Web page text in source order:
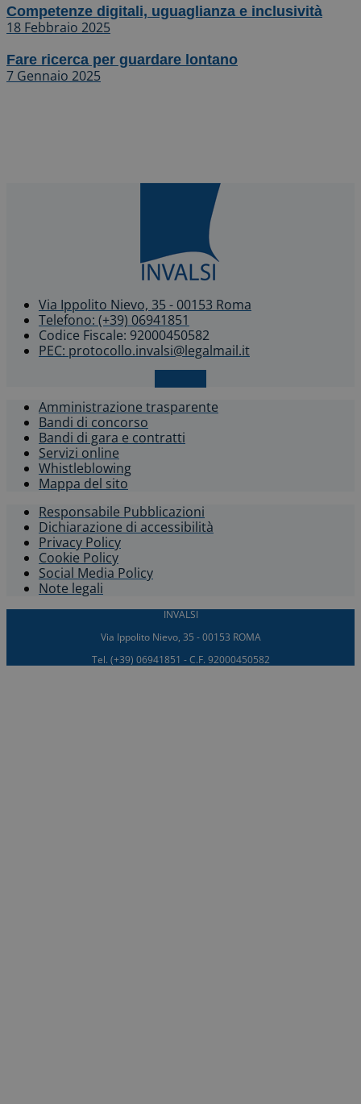
Competenze digitali, uguaglianza e inclusività
18 Febbraio 2025
Fare ricerca per guardare lontano
7 Gennaio 2025
Via Ippolito Nievo, 35 - 00153 Roma
Telefono: (+39) 06941851
Codice Fiscale: 92000450582
PEC: protocollo.invalsi@legalmail.it
Amministrazione trasparente
Bandi di concorso
Bandi di gara e contratti
Servizi online
Whistleblowing​
Mappa del sito
Responsabile Pubblicazioni
Dichiarazione di accessibilità​
Privacy Policy
Cookie Policy
Social Media Policy
Note legali
INVALSI
Via Ippolito Nievo, 35 - 00153 ROMA
Tel. (+39) 06941851 - C.F. 92000450582